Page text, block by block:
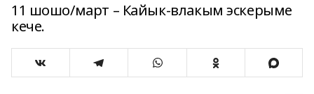
11 шошо/март – Кайык-влакым эскерыме
кече.